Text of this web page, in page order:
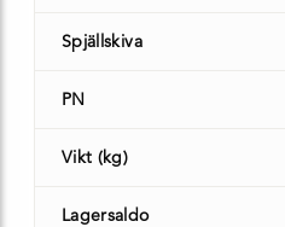
Spjällskiva
PN
Vikt (kg)
Lagersaldo